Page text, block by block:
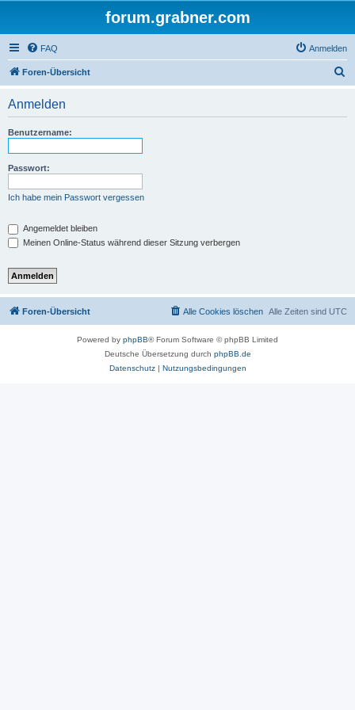
forum.grabner.com
FAQ Anmelden
Foren-Übersicht
Anmelden
Benutzername:
Passwort:
Ich habe mein Passwort vergessen
Angemeldet bleiben
Meinen Online-Status während dieser Sitzung verbergen
Foren-Übersicht Alle Zeiten sind UTC
Alle Cookies löschen
Powered by phpBB® Forum Software © phpBB Limited
Deutsche Übersetzung durch phpBB.de
Datenschutz| Nutzungsbedingungen